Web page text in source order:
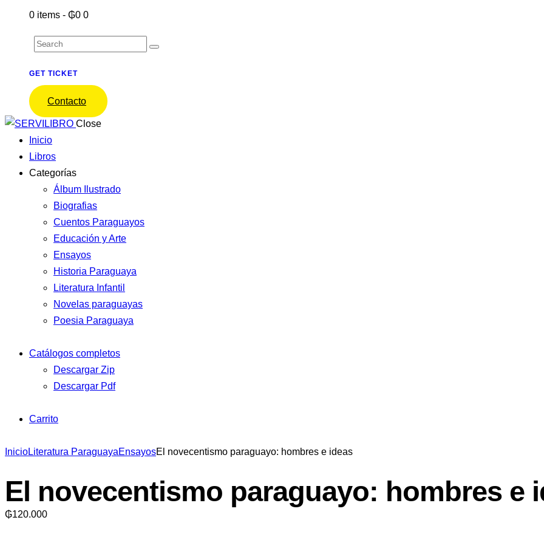
0 items - ₲0 0
GET TICKET
Contacto
Close
Inicio
Libros
Categorías
Álbum Ilustrado
Biografias
Cuentos Paraguayos
Educación y Arte
Ensayos
Historia Paraguaya
Literatura Infantil
Novelas paraguayas
Poesia Paraguaya
Catálogos completos
Descargar Zip
Descargar Pdf
Carrito
InicioLiteratura ParaguayaEnsayosEl novecentismo paraguayo: hombres e ideas
El novecentismo paraguayo: hombres e
₲120.000